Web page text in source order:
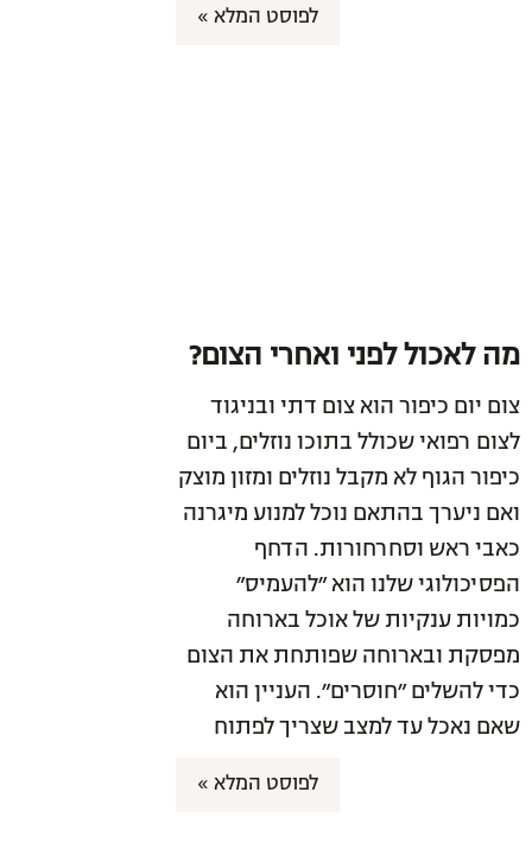
לפוסט המלא »
מה לאכול לפני ואחרי הצום?
צום יום כיפור הוא צום דתי ובניגוד
לצום רפואי שכולל בתוכו נוזלים, ביום
כיפור הגוף לא מקבל נוזלים ומזון מוצק
ואם ניערך בהתאם נוכל למנוע מיגרנה
כאבי ראש וסחרחורות. הדחף
הפסיכולוגי שלנו הוא ״להעמיס״
כמויות ענקיות של אוכל בארוחה
מפסקת ובארוחה שפותחת את הצום
כדי להשלים ״חוסרים״. העניין הוא
שאם נאכל עד למצב שצריך לפתוח
לפוסט המלא »